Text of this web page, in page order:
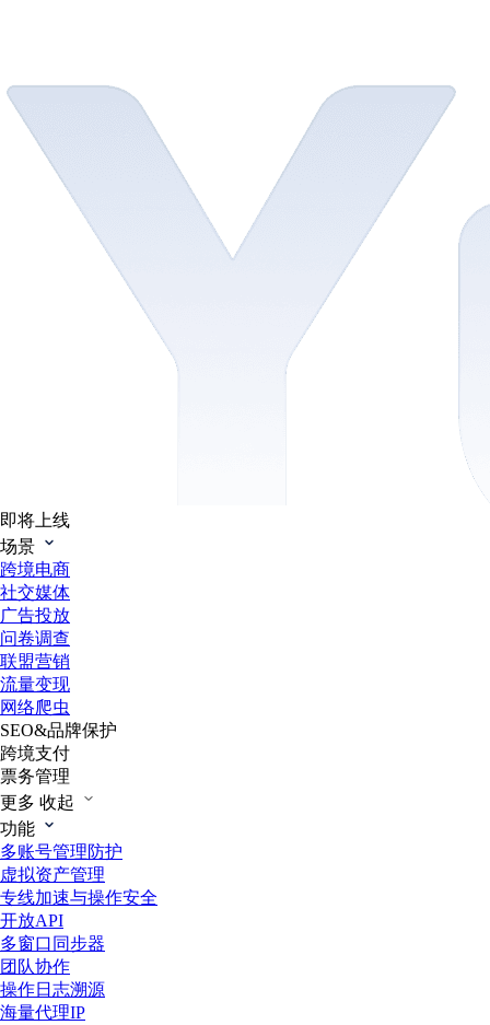
即将上线
场景
跨境电商
社交媒体
广告投放
问卷调查
联盟营销
流量变现
网络爬虫
SEO&品牌保护
跨境支付
票务管理
更多 收起
功能
多账号管理防护
虚拟资产管理
专线加速与操作安全
开放API
多窗口同步器
团队协作
操作日志溯源
海量代理IP